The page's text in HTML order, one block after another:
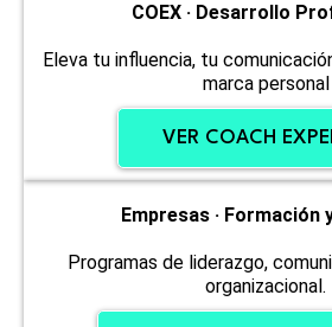
COEX · Desarrollo
Eleva tu influencia, tu
marca personal
VER COACH
Empresas · Formación
Programas de liderazgo,
organizacional.